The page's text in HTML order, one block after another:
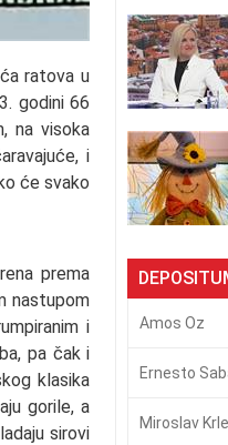
ratova u
godini 66
na visoka
i
će svako
prema
nastupom
i
pa čak i
klasika
gorile, a
sirovi
Amos Oz
Ernesto
Miroslav